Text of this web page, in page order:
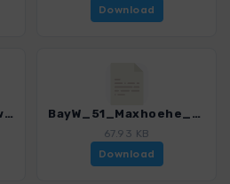
Download
BayW_50_VAR_Ilztalwanderung_Steinhauersteig_4225_8.gpx BayW_51_Maxhoehe_4225_8.gpx
67.93 KB
Download